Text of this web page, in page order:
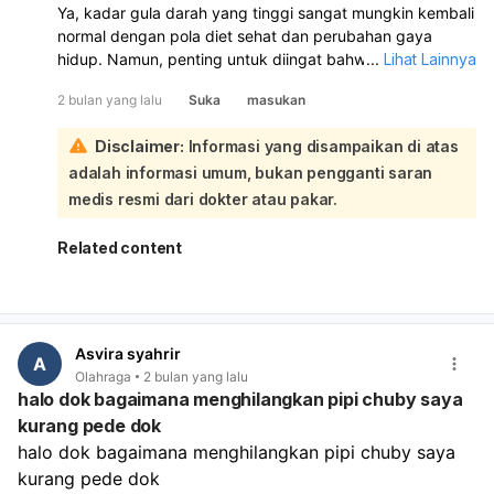
perlahan juga penting untuk pencernaan dan
mencegah makan berlebihan.
Konsistensi:Kunci keberhasilan adalah konsistensi
diperlukan, konsultasikan dengan ahli gizi untuk
mendapatkan rencana yang lebih personal dan sesuai
kondisi Anda.
Ya, kadar gula darah yang tinggi sangat mungkin kembali
normal dengan pola diet sehat dan perubahan gaya
hidup. Namun, penting untuk diingat bahwa meskipun
dijaga agar tidak kembali tinggi:
Untuk pertanyaan apakah bisa makan manis lagi setelah
gula darah normal, disarankan untuk tetap membatasi
atau menghindari makanan manis. Konteks menyebutkan
bahwa makanan manis (seperti kue, permen, camilan
tinggi karbohidrat) dan minuman kemasan yang tinggi
gula sebaiknya dihindari untuk mencegah lonjakan gula
mungkin masih memiliki kecenderungan untuk mengalami
tinggi gula. Penting untuk terus menerapkan pola hidup
sehat seperti:
Konsumsi makanan yang tepat:Hindari makanan
dengan indeks glikemik tinggi dan makanan olahan.
Pilih karbohidrat kompleks.
Mengontrol porsi makan:
... Lihat Lainnya
2 bulan yang lalu Suka masukan
Disclaimer: Informasi yang disampaikan di atas
adalah informasi umum, bukan pengganti saran
medis resmi dari dokter atau pakar.
Related content
A Asvira syahrir
Olahraga 2 bulan yang lalu
halo dok bagaimana menghilangkan pipi chuby saya
kurang pede dok
halo dok bagaimana menghilangkan pipi chuby saya
kurang pede dok